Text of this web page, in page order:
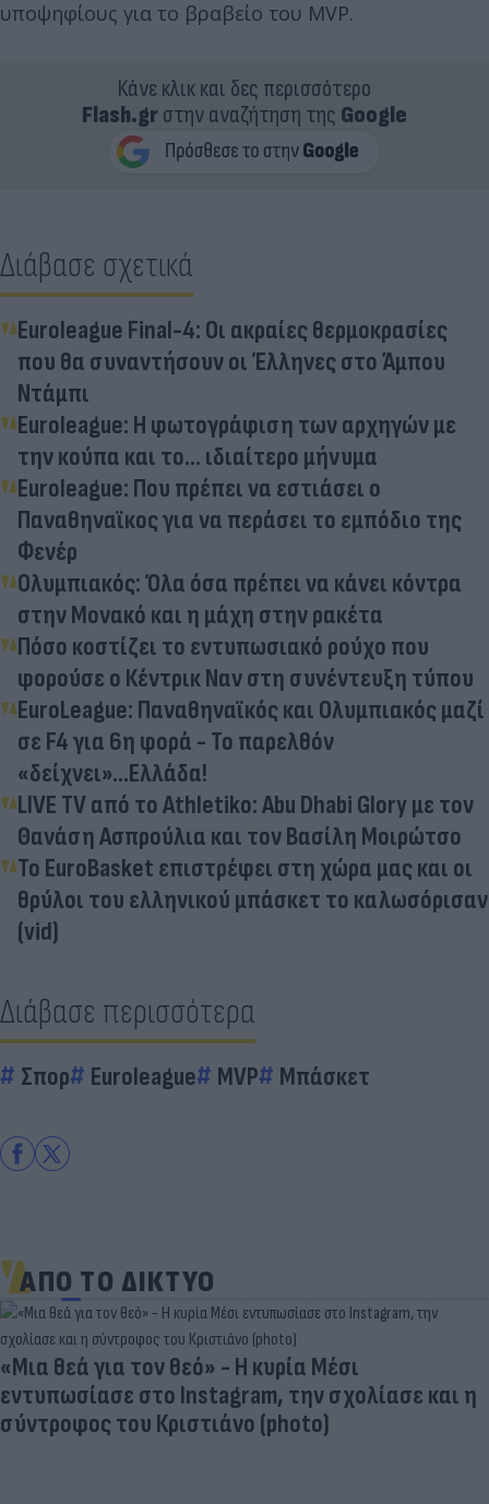
υποψηφίους για το βραβείο του MVP.
Κάνε κλικ και δες περισσότερο
Flash.grστην αναζήτηση της Google
Διάβασε σχετικά
Euroleague Final-4: Οι ακραίες θερμοκρασίες
που θα συναντήσουν οι Έλληνες στο Άμπου
Ντάμπι
Euroleague: Η φωτογράφιση των αρχηγών με
την κούπα και το... ιδιαίτερο μήνυμα
Euroleague: Που πρέπει να εστιάσει ο
Παναθηναϊκος για να περάσει το εμπόδιο της
Φενέρ
Ολυμπιακός: Όλα όσα πρέπει να κάνει κόντρα
στην Μονακό και η μάχη στην ρακέτα
Πόσο κοστίζει το εντυπωσιακό ρούχο που
φορούσε ο Κέντρικ Ναν στη συνέντευξη τύπου
EuroLeague: Παναθηναϊκός και Ολυμπιακός μαζί
σε F4 για 6η φορά - Το παρελθόν
«δείχνει»...Ελλάδα!
LIVE TV από το Athletiko: Abu Dhabi Glory με τον
Θανάση Ασπρούλια και τον Βασίλη Μοιρώτσο
Το EuroBasket επιστρέφει στη χώρα μας και οι
θρύλοι του ελληνικού μπάσκετ το καλωσόρισαν
(vid)
Διάβασε περισσότερα
Σπορ Euroleague MVP Μπάσκετ
ΑΠΟ ΤΟ ΔΙΚΤΥΟ
«Μια θεά για τον θεό» - Η κυρία Μέσι
εντυπωσίασε στο Instagram, την σχολίασε και η
σύντροφος του Κριστιάνο (photo)